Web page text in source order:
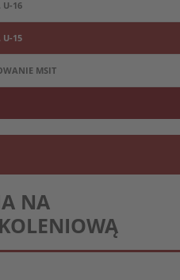
U-16
U-15
MSIT
U-15
NA